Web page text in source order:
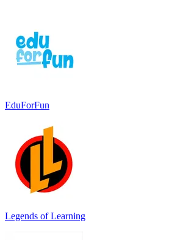
EduForFun
Legends of Learning